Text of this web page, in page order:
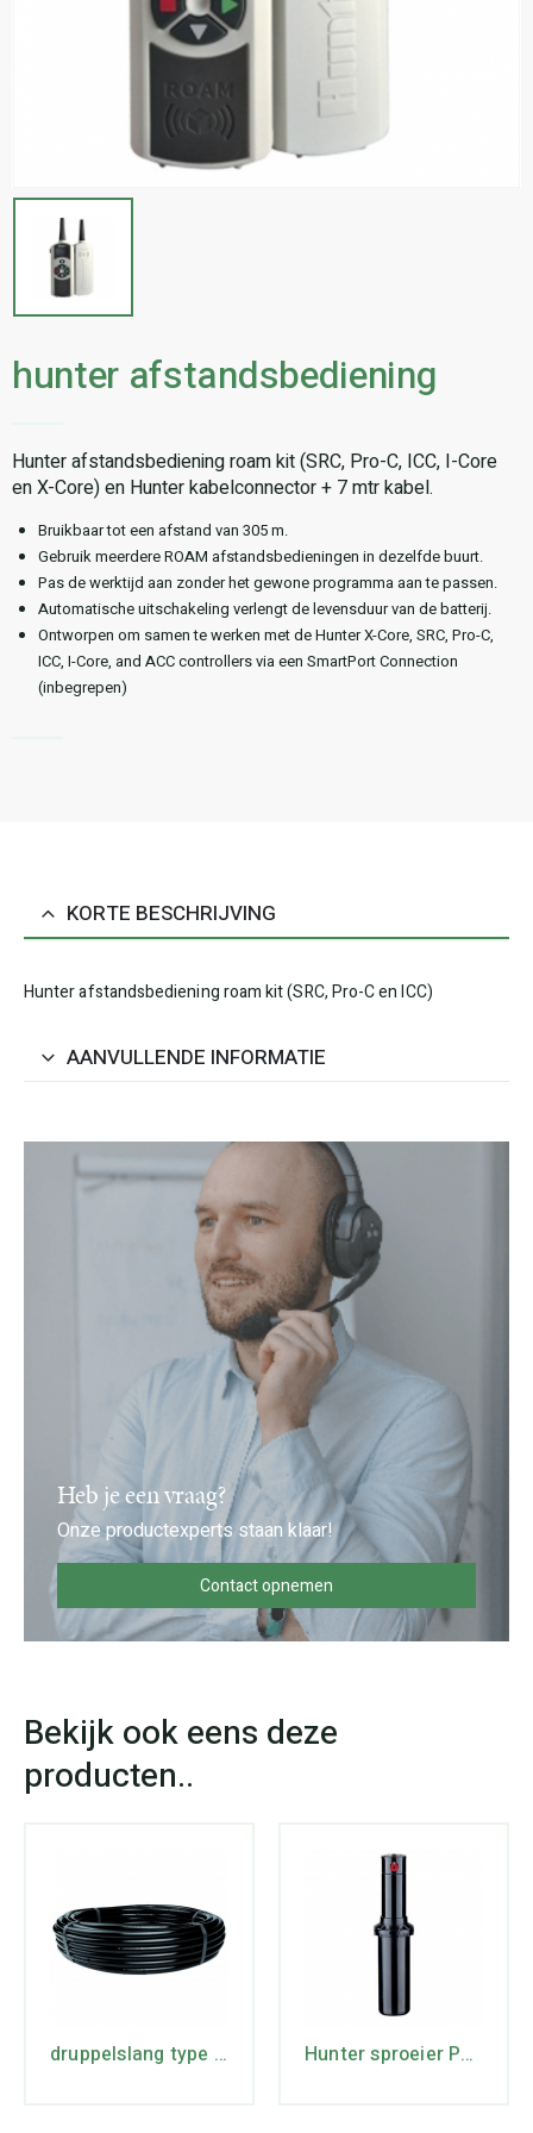
hunter afstandsbediening
Hunter afstandsbediening roam kit (SRC, Pro-C, ICC, I-Core
en X-Core) en Hunter kabelconnector + 7 mtr kabel.
Bruikbaar tot een afstand van 305 m.
Gebruik meerdere ROAM afstandsbedieningen in dezelfde buurt.
Pas de werktijd aan zonder het gewone programma aan te passen.
Automatische uitschakeling verlengt de levensduur van de batterij.
Ontworpen om samen te werken met de Hunter X-Core, SRC, Pro-C,
ICC, I-Core, and ACC controllers via een SmartPort Connection
(inbegrepen)
KORTE BESCHRIJVING
Hunter afstandsbediening roam kit (SRC, Pro-C en ICC)
AANVULLENDE INFORMATIE
Heb je een vraag?
Onze productexperts staan klaar!
Contact opnemen
druppelslang type 16 rollengte 25 mtr. max lente 74 mtr. Hunter sproeier PGP-ULTRA-12